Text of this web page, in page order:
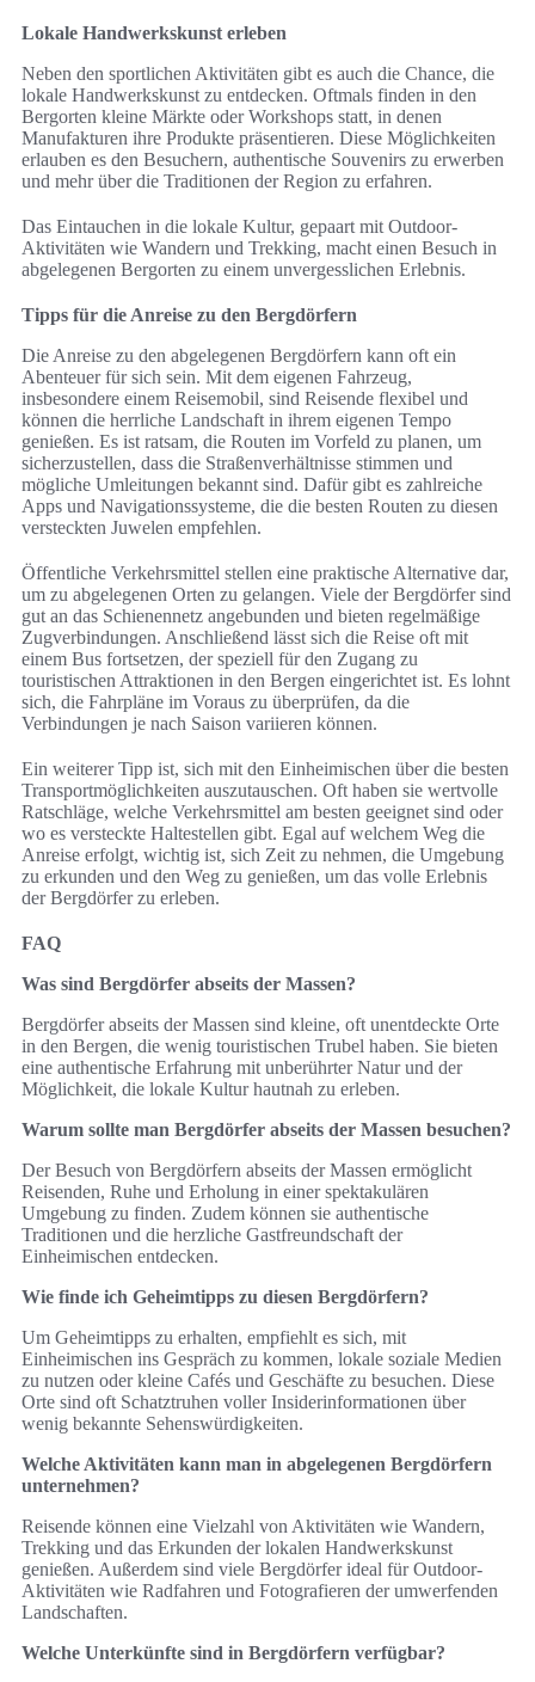
Lokale Handwerkskunst erleben
Neben den sportlichen Aktivitäten gibt es auch die Chance, die
lokale Handwerkskunst zu entdecken. Oftmals finden in den
Bergorten kleine Märkte oder Workshops statt, in denen
Manufakturen ihre Produkte präsentieren. Diese Möglichkeiten
erlauben es den Besuchern, authentische Souvenirs zu erwerben
und mehr über die Traditionen der Region zu erfahren.
Das Eintauchen in die lokale Kultur, gepaart mit Outdoor-
Aktivitäten wie Wandern und Trekking, macht einen Besuch in
abgelegenen Bergorten zu einem unvergesslichen Erlebnis.
Tipps für die Anreise zu den Bergdörfern
Die Anreise zu den abgelegenen Bergdörfern kann oft ein
Abenteuer für sich sein. Mit dem eigenen Fahrzeug,
insbesondere einem Reisemobil, sind Reisende flexibel und
können die herrliche Landschaft in ihrem eigenen Tempo
genießen. Es ist ratsam, die Routen im Vorfeld zu planen, um
sicherzustellen, dass die Straßenverhältnisse stimmen und
mögliche Umleitungen bekannt sind. Dafür gibt es zahlreiche
Apps und Navigationssysteme, die die besten Routen zu diesen
versteckten Juwelen empfehlen.
Öffentliche Verkehrsmittel stellen eine praktische Alternative dar,
um zu abgelegenen Orten zu gelangen. Viele der Bergdörfer sind
gut an das Schienennetz angebunden und bieten regelmäßige
Zugverbindungen. Anschließend lässt sich die Reise oft mit
einem Bus fortsetzen, der speziell für den Zugang zu
touristischen Attraktionen in den Bergen eingerichtet ist. Es lohnt
sich, die Fahrpläne im Voraus zu überprüfen, da die
Verbindungen je nach Saison variieren können.
Ein weiterer Tipp ist, sich mit den Einheimischen über die besten
Transportmöglichkeiten auszutauschen. Oft haben sie wertvolle
Ratschläge, welche Verkehrsmittel am besten geeignet sind oder
wo es versteckte Haltestellen gibt. Egal auf welchem Weg die
Anreise erfolgt, wichtig ist, sich Zeit zu nehmen, die Umgebung
zu erkunden und den Weg zu genießen, um das volle Erlebnis
der Bergdörfer zu erleben.
FAQ
Was sind Bergdörfer abseits der Massen?
Bergdörfer abseits der Massen sind kleine, oft unentdeckte Orte
in den Bergen, die wenig touristischen Trubel haben. Sie bieten
eine authentische Erfahrung mit unberührter Natur und der
Möglichkeit, die lokale Kultur hautnah zu erleben.
Warum sollte man Bergdörfer abseits der Massen besuchen?
Der Besuch von Bergdörfern abseits der Massen ermöglicht
Reisenden, Ruhe und Erholung in einer spektakulären
Umgebung zu finden. Zudem können sie authentische
Traditionen und die herzliche Gastfreundschaft der
Einheimischen entdecken.
Wie finde ich Geheimtipps zu diesen Bergdörfern?
Um Geheimtipps zu erhalten, empfiehlt es sich, mit
Einheimischen ins Gespräch zu kommen, lokale soziale Medien
zu nutzen oder kleine Cafés und Geschäfte zu besuchen. Diese
Orte sind oft Schatztruhen voller Insiderinformationen über
wenig bekannte Sehenswürdigkeiten.
Welche Aktivitäten kann man in abgelegenen Bergdörfern
unternehmen?
Reisende können eine Vielzahl von Aktivitäten wie Wandern,
Trekking und das Erkunden der lokalen Handwerkskunst
genießen. Außerdem sind viele Bergdörfer ideal für Outdoor-
Aktivitäten wie Radfahren und Fotografieren der umwerfenden
Landschaften.
Welche Unterkünfte sind in Bergdörfern verfügbar?